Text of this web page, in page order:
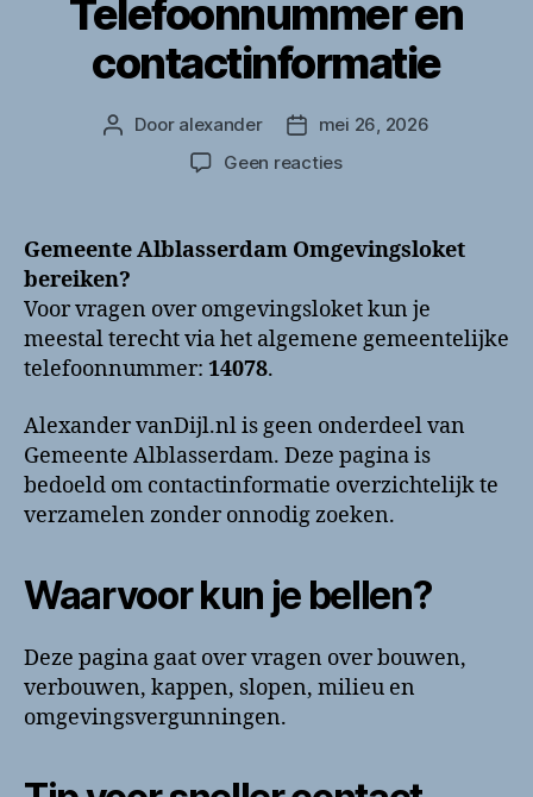
Telefoonnummer en
contactinformatie
Berichtauteur
Door alexander Berichtdatum
mei 26, 2026
Geen reactiesop
Omgevingsloket
bellen?
en
contactinformatie
Gemeente Alblasserdam Omgevingsloket
bereiken?
Voor vragen over omgevingsloket kun je
meestal terecht via het algemene gemeentelijke
telefoonnummer: 14078.
Alexander vanDijl.nl is geen onderdeel van
Gemeente Alblasserdam. Deze pagina is
bedoeld om contactinformatie overzichtelijk te
verzamelen zonder onnodig zoeken.
Waarvoor kun je bellen?
Deze pagina gaat over vragen over bouwen,
verbouwen, kappen, slopen, milieu en
omgevingsvergunningen.